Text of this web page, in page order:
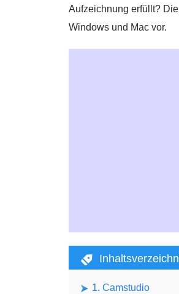
Aufzeichnung erfüllt?
Windows und Mac vor.
1. Camstudio